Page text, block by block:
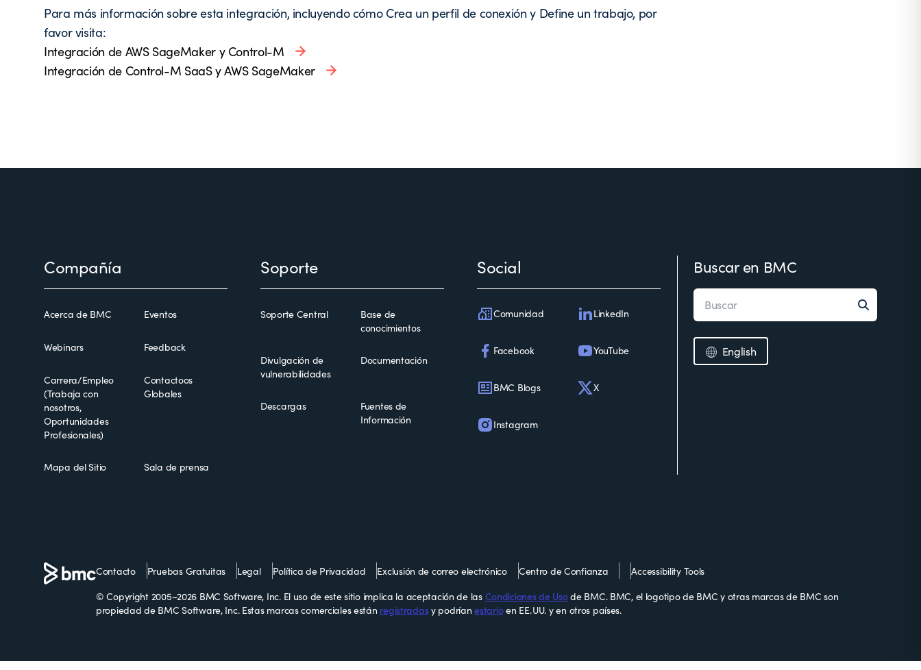
Para más información sobre esta integración, incluyendo cómo Crea un perfil de conexión y Define un trabajo, por
favor visita:
Integración de AWS SageMaker y Control-M
Integración de Control-M SaaS y AWS SageMaker
Compañía
Acerca de BMC Eventos
Webinars Feedback
Carrera/Empleo
(Trabaja con
nosotros,
Oportunidades
Profesionales)
Contactoos
Globales
Mapa del Sitio Sala de prensa
Soporte
Soporte Central
Base de
conocimientos
Divulgación de
vulnerabilidades
Documentación
Descargas
Fuentes de
Información
Social
Comunidad LinkedIn
Facebook YouTube
BMC Blogs X
Instagram
Buscar en BMC
English
Contacto Pruebas Gratuitas Legal Política de Privacidad Exclusión de correo electrónico Centro de Confianza
Accessibility Tools
© Copyright 2005–2026 BMC Software, Inc. El uso de este sitio implica la aceptación de las Condiciones de Usode BMC. BMC, el logotipo de BMC y otras marcas de BMC son
propiedad de BMC Software, Inc. Estas marcas comerciales están registradasy podríanestarloen EE. UU. y en otros países.